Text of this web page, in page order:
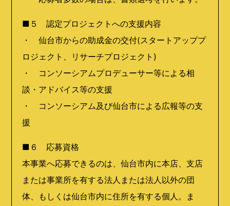
■５ 認定プロジェクトへの支援内容
・ 仙台市からの助成金の交付(スタートアッププ
ロジェクト、リサーチプロジェクト)
・ コンソーシアムプロデューサー等による相
談・アドバイス等の支援
・ コンソーシアム及び仙台市による広報等の支
援
■６ 応募資格
本事業へ応募できるのは、仙台市内に本店、支店
または事業所を有する法人または法人以外の団
体、もしくは仙台市内に住所を有する個人。ま